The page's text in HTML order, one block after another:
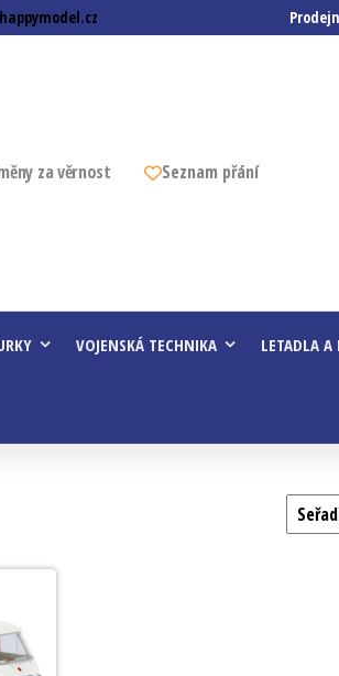
za věrnost Seznam přání
VOJENSKÁ TECHNIKA LETADLA A